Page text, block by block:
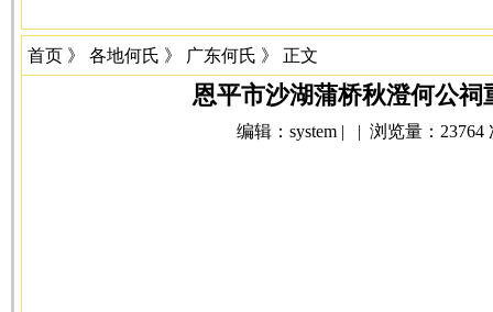
首页 》 各地何氏 》 广东何氏 》 正文
恩平市沙湖蒲桥秋澄何公祠
编辑：system | | 浏览量：23764